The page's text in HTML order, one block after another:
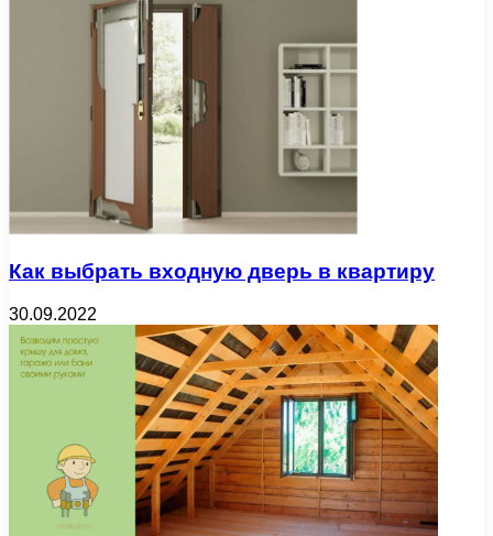
Как выбрать входную дверь в квартиру
30.09.2022